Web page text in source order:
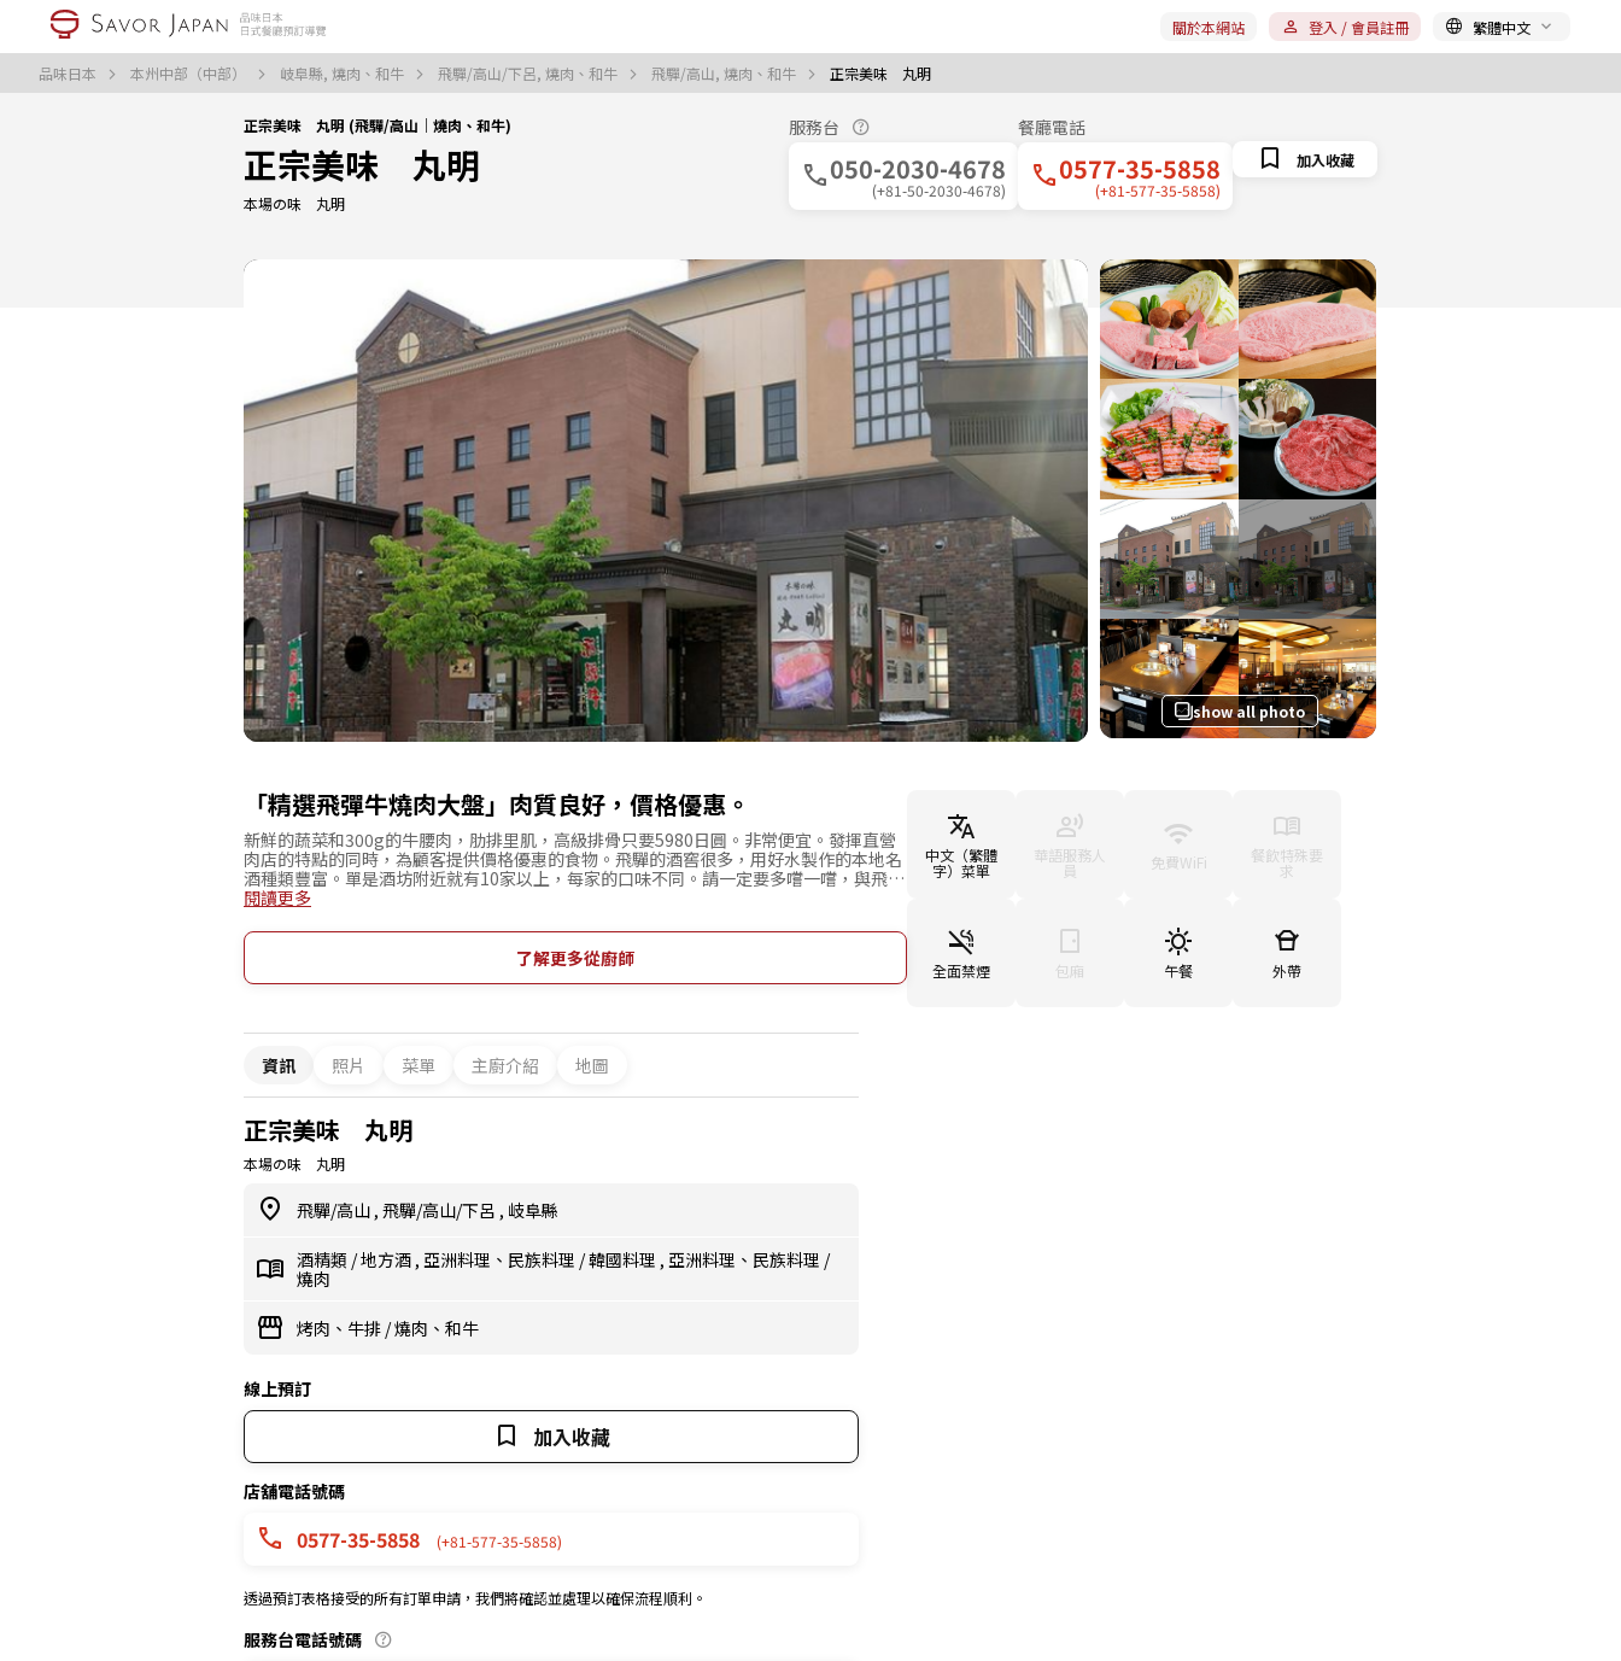
品味日本 本州中部（中部） 岐阜縣, 燒肉、和牛 飛驒/高山/下呂, 燒肉、和牛 飛驒/高山, 燒肉、和牛 正宗美味 丸明
關於本網站 登入 / 會員註冊 繁體中文
正宗美味 丸明 (飛驒/高山｜燒肉、和牛)
正宗美味 丸明
本場の味 丸明
服務台
050-2030-4678
(+81-50-2030-4678)
餐廳電話
0577-35-5858
(+81-577-35-5858)
加入收藏
show all photo
「精選飛彈牛燒肉大盤」肉質良好，價格優惠。
新鮮的蔬菜和300g的牛腰肉，肋排里肌，高級排骨只要5980日圓。非常便宜。發揮直營
肉店的特點的同時，為顧客提供價格優惠的食物。飛驒的酒窖很多，用好水製作的本地名
酒種類豐富。單是酒坊附近就有10家以上，每家的口味不同。請一定要多嚐一嚐，與飛驒
牛是絕配。始終想到顧客優先 我們不向顧客妥協提供好的料理。提供熱心的服務，可以渡
適合宴會或公司旅行來此用餐。 在日本屈指可數的觀光地，飛驒高山很多地方都保留著原
先的樣子。在體驗這場回到古代一般的旅行的時候請一定要來本店。請您品嚐很自由飛驒
才有的豪華食材。
閱讀更多
了解更多從廚師
中文（繁體
字）菜單
華語服務人
員 免費WiFi 餐飲特殊要
求
全面禁煙 包廂 午餐 外帶
資訊 照片 菜單 主廚介紹 地圖
正宗美味 丸明
本場の味 丸明
飛驒/高山 , 飛驒/高山/下呂 , 岐阜縣
酒精類 /地方酒 , 亞洲料理、民族料理 /韓國料理 , 亞洲料理、民族料理 /
燒肉
烤肉、牛排 /燒肉、和牛
線上預訂
加入收藏
店舖電話號碼
0577-35-5858 (+81-577-35-5858)
透過預訂表格接受的所有訂單申請，我們將確認並處理以確保流程順利。
服務台電話號碼